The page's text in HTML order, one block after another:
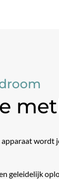
geleidelijk